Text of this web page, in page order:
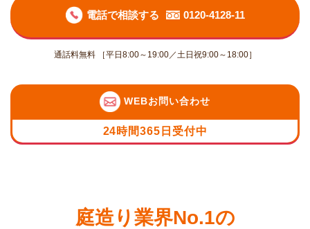
電話で相談する 0120-4128-11
通話料無料 ［平日8:00～19:00／土日祝9:00～18:00］
WEBお問い合わせ
24時間365日受付中
庭造り業界No.1の